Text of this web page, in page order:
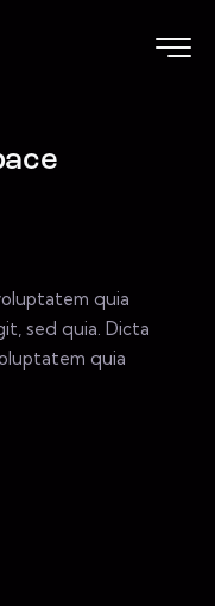
quia
sed quia. Dicta
quia